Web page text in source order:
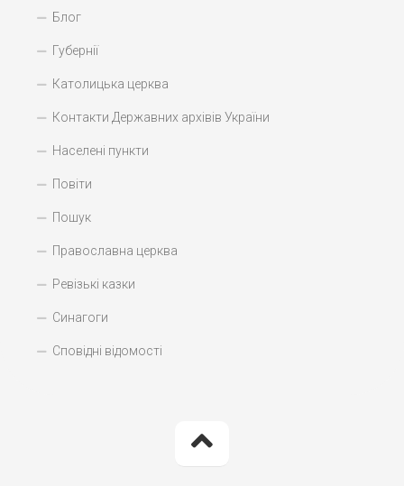
Блог
Губернії
Католицька церква
Контакти Державних архівів України
Населені пункти
Повіти
Пошук
Православна церква
Ревізькі казки
Синагоги
Сповідні відомості